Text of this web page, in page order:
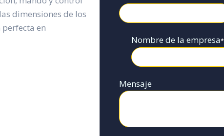
dimensiones de los
en
Nombre de la empresa*
Mensaje